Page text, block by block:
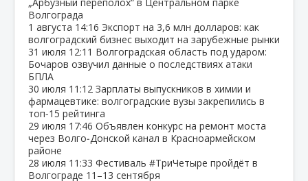
Волгограда
1 августа 14:16 Экспорт на 3,6 млн долларов: как
волгоградский бизнес выходит на зарубежные рынки
31 июля 12:11 Волгоградская область под ударом:
Бочаров озвучил данные о последствиях атаки
БПЛА
30 июля 11:12 Зарплаты выпускников в химии и
фармацевтике: волгоградские вузы закрепились в
топ‑15 рейтинга
29 июля 17:46 Объявлен конкурс на ремонт моста
через Волго‑Донской канал в Красноармейском
районе
28 июля 11:33 Фестиваль #ТриЧетыре пройдёт в
Волгограде 11–13 сентября